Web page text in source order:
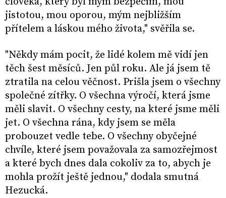
jistotou, mou oporou, mým nejbližším
přítelem a láskou mého života," svěřila se.
"Někdy mám pocit, že lidé kolem mě vidí jen
těch šest měsíců. Jen půl roku. Ale já jsem tě
ztratila na celou věčnost. Prišla jsem o všechny
společné zítřky. O všechna výročí, která jsme
měli slavit. O všechny cesty, na které jsme měli
jet. O všechna rána, kdy jsem se měla
probouzet vedle tebe. O všechny obyčejné
chvíle, které jsem považovala za samozřejmost
a které bych dnes dala cokoliv za to, abych je
mohla prožít ještě jednou," dodala smutná
Hezucká.